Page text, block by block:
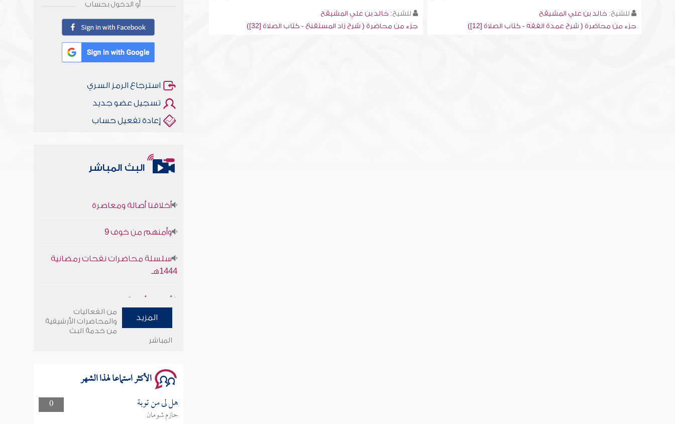
للشيخ: خالد بن علي المشيقح
جزء من محاضرة ( شرح عمدة الفقه - كتاب الصلاة [12])
للشيخ: خالد بن علي المشيقح
جزء من محاضرة ( شرح زاد المستقنع - كتاب الصلاة [32])
أو الدخول بحساب
استرجاع الرمز السري
تسجيل عضو جديد
إعادة تفعيل حساب
البث المباشر
1444هـ
وأمنهم من خوف 9
سلسلة محاضرات نفحات رمضانية
المزيد
من الفعاليات
والمحاضرات الأرشيفية
من خدمة البث
المباشر
الأكثر استماعا لهذا الشهر
0 هل لى من توبة
حازم شومان